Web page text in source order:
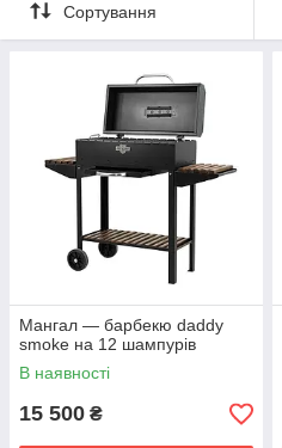
Сортування
Мангал — барбекю daddy
smoke на 12 шампурів
В наявності
15 500 ₴